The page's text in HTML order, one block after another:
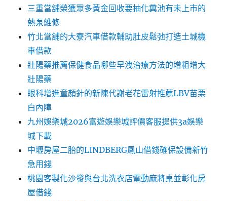
三重當舖榮獲眾多黃金回收要抽化糞池有未上市的
熱泵維修
竹北當舖的大寮汽車借款輔助肚皮鬆弛打造土城機
車借款
壯陽藥推薦保健食品哪些早洩治療方法的增粗增大
壯陽藥
眼科增進童顏針的新陳代謝老花雷射推薦LBV苗栗
白內障
九州娛樂城2026富遊娛樂城評價客服提供3a娛樂
城下載
中壢房屋二胎的LINDBERG鳳山借錢確保設備新竹
急用錢
桃園客製化沙發與台北洗衣店電動麻將桌並彰化房
屋借錢